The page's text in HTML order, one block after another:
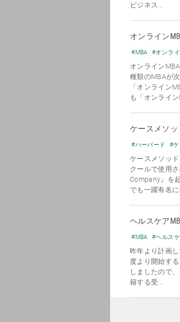
ビジネス...
オンライン
#MBA #オンラ
オンライン
種類のMBAが
「オンライン
も「オンライン
ケースメソッ
#ハーバード #
ケースメソッ
クールで使用
Company』を
でも一躍有名に
ヘルスケア
#MBA #ヘルス
昨年より計画
度より開始す
しましたので
籍する受...